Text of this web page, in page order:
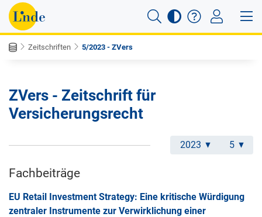
Zeitschriften 5/2023 - ZVers
ZVers - Zeitschrift für
Versicherungsrecht
2023 5
Fachbeiträge
EU Retail Investment Strategy: Eine kritische Würdigung
zentraler Instrumente zur Verwirklichung einer